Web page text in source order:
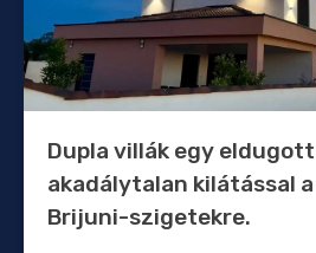
Dupla villák egy
akadálytalan kilátással
Brijuni-szigetekre.